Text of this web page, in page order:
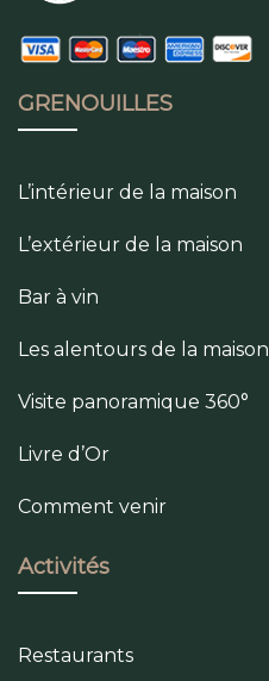
GRENOUILLES
L’intérieur de la maison
L’extérieur de la maison
Bar à vin
Les alentours de la maison
Visite panoramique 360°
Livre d’Or
Comment venir
Activités
Restaurants